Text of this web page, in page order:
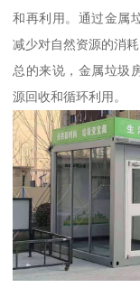
和再利用。通过金属
减少对自然资源的消耗
总的来说，金属垃圾
源回收和循环利用。